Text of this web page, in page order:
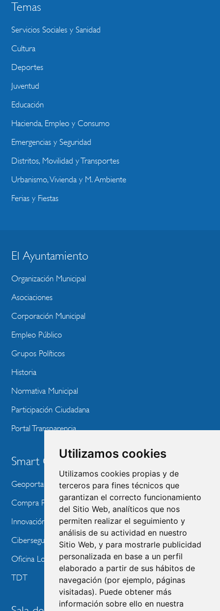
Utilizamos cookies
Utilizamos cookies propias y de
terceros para fines técnicos que
garantizan el correcto funcionamiento
del Sitio Web, analíticos que nos
permiten realizar el seguimiento y
análisis de su actividad en nuestro
Sitio Web, y para mostrarle publicidad
personalizada en base a un perfil
elaborado a partir de sus hábitos de
navegación (por ejemplo, páginas
visitadas). Puede obtener más
información sobre ello en nuestra
Temas
Servicios Sociales y Sanidad
Cultura
Deportes
Juventud
Educación
Hacienda, Empleo y Consumo
Emergencias y Seguridad
Distritos, Movilidad y Transportes
Urbanismo, Vivienda y M. Ambiente
Ferias y Fiestas
BLOQUE
MENU
WEBSITE
El Ayuntamiento
Organización Municipal
Asociaciones
Corporación Municipal
Empleo Público
Grupos Políticos
Historia
Normativa Municipal
Participación Ciudadana
Portal Transparencia
Smart City
Geoportal
Compra Pública de Innovación
Innovación Tecnológica
Ciberseguridad
Oficina Local de Ayudas Públicas
TDT